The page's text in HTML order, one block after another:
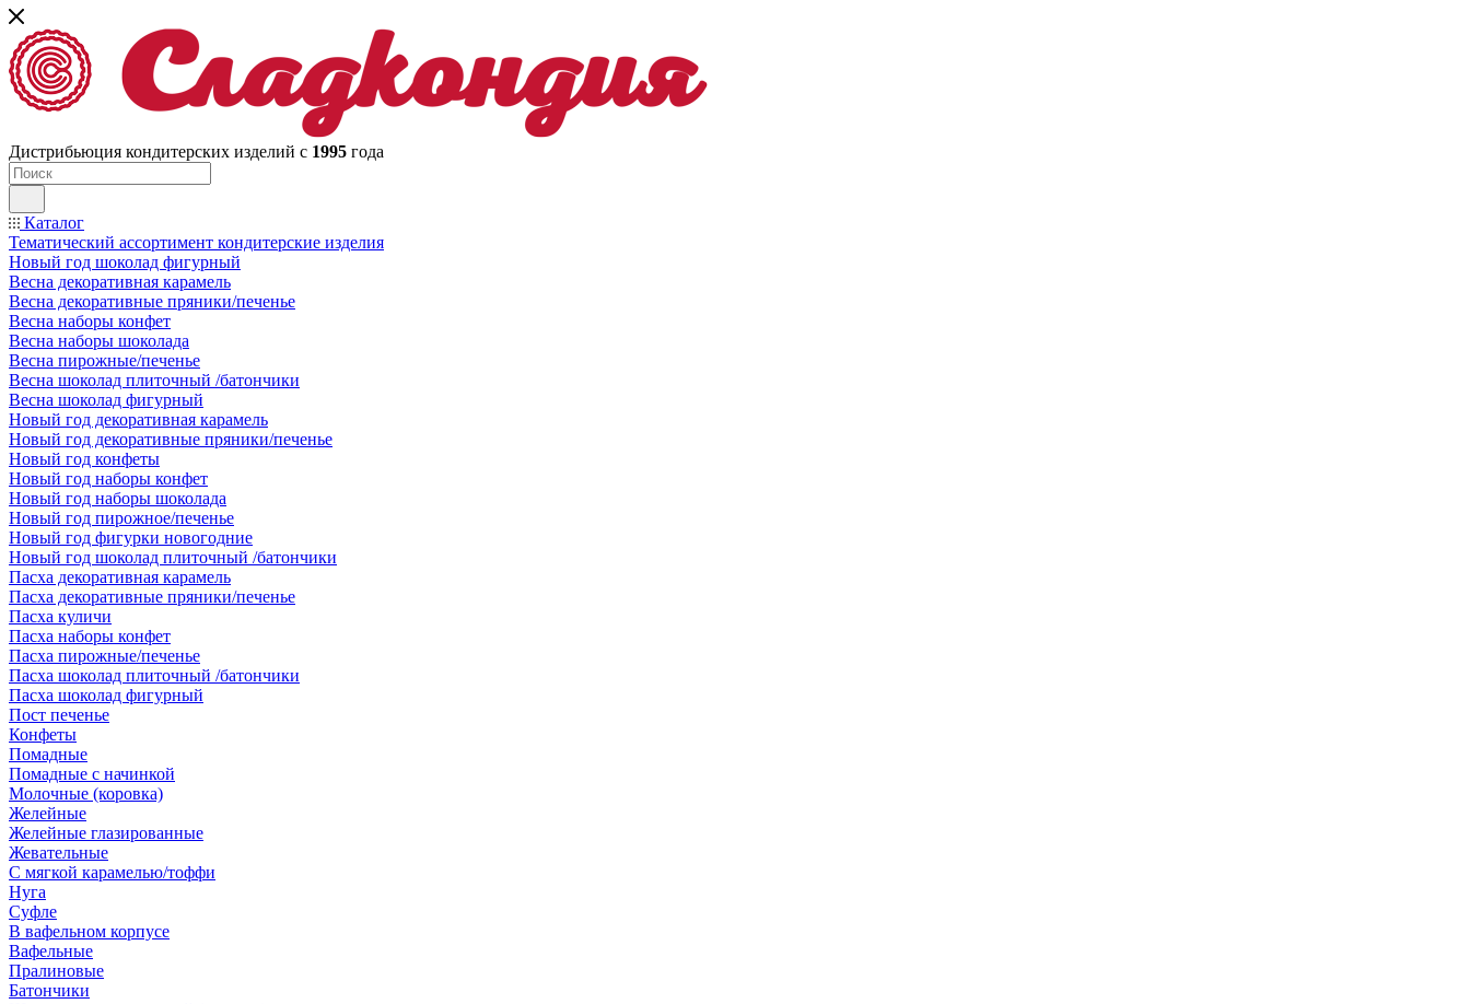
Дистрибьюция кондитерских изделий с 1995 года
Каталог
Тематический ассортимент кондитерские изделия
Новый год шоколад фигурный
Весна декоративная карамель
Весна декоративные пряники/печенье
Весна наборы конфет
Весна наборы шоколада
Весна пирожные/печенье
Весна шоколад плиточный /батончики
Весна шоколад фигурный
Новый год декоративная карамель
Новый год декоративные пряники/печенье
Новый год конфеты
Новый год наборы конфет
Новый год наборы шоколада
Новый год пирожное/печенье
Новый год фигурки новогодние
Новый год шоколад плиточный /батончики
Пасха декоративная карамель
Пасха декоративные пряники/печенье
Пасха куличи
Пасха наборы конфет
Пасха пирожные/печенье
Пасха шоколад плиточный /батончики
Пасха шоколад фигурный
Пост печенье
Конфеты
Помадные
Помадные с начинкой
Молочные (коровка)
Желейные
Желейные глазированные
Жевательные
С мягкой карамелью/тоффи
Нуга
Суфле
В вафельном корпусе
Вафельные
Пралиновые
Батончики